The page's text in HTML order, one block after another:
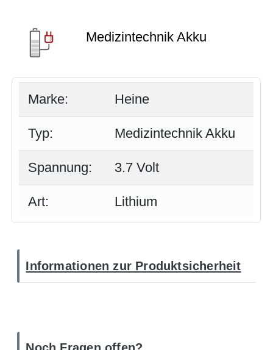
Medizintechnik Akku
Marke: Heine
Typ: Medizintechnik Akku
Spannung: 3.7 Volt
Art: Lithium
Informationen zur Produktsicherheit